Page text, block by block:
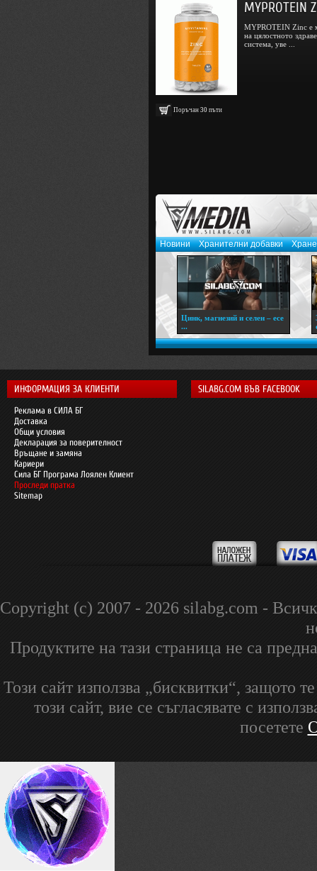
Поръчан 30 пъти
MYPROTEIN
MYPROTEIN Zinc е
на цялостното
система, уве ...
Новини Хранителни добавки
Цинк, магнезий и селен – есе
...
ИНФОРМАЦИЯ ЗА КЛИЕНТИ
Реклама в СИЛА БГ
Доставка
Общи условия
Декларация за поверителност
Връщане и замяна
Кариери
Сила БГ Програма Лоялен Клиент
Проследи пратка
Sitemap
SILABG.COM ВЪВ FACEBOOK
Copyright (c) 2007 - 2026 silabg.com -
Продуктите на тази страница не са
Този сайт използва „бисквитки“, защото
този сайт, вие се съгласявате с
посетете